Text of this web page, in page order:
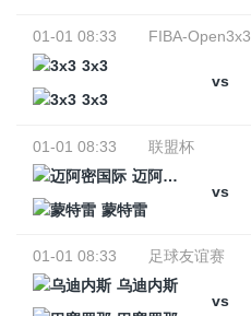
01-01 08:33
FIBA-
3x3
vs
3x3
01-01 08:33
联盟杯
迈阿密国际
vs
蒙特雷
01-01 08:33
足球友谊赛
乌迪内斯
vs